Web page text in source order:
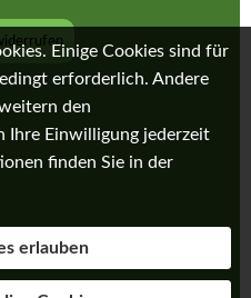
Einige Cookies sind für
erforderlich. Andere
den
Ihre Einwilligung jederzeit
finden Sie in der
erlauben